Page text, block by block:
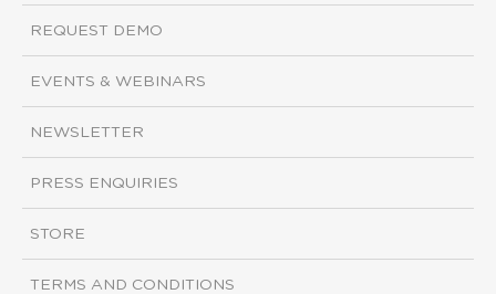
REQUEST DEMO
EVENTS & WEBINARS
NEWSLETTER
PRESS ENQUIRIES
STORE
TERMS AND CONDITIONS